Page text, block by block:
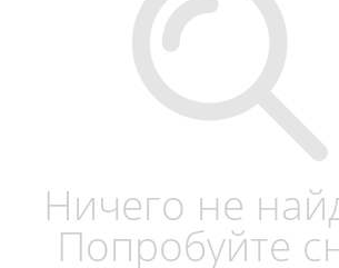
Ничего не
Попробуйте